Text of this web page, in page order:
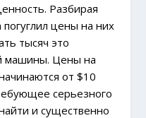
Разбирая
цены на них
тысяч это
машины. Цены на
от $10
серьезного
и существенно